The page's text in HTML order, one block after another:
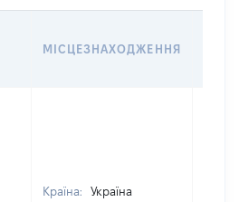
МІСЦЕЗНАХОДЖЕННЯ
Країна:
Україна